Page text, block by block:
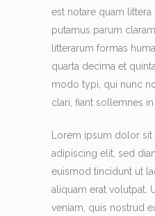
est notare quam
putamus parum
litterarum formas
quarta decima et
modo typi, qui nunc
clari, fiant sollemnes in
Lorem ipsum dolor
adipiscing elit, sed
euismod tincidunt ut
aliquam erat volutpat.
veniam, quis nostrud